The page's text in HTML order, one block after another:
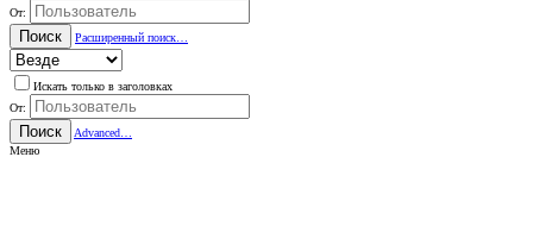
От:
Поиск Расширенный поиск…
Искать только в заголовках
От:
Поиск
Advanced…
Меню